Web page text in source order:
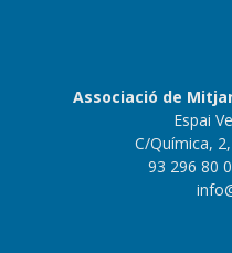
Associació de
Espai
C/Química,
93 296 80